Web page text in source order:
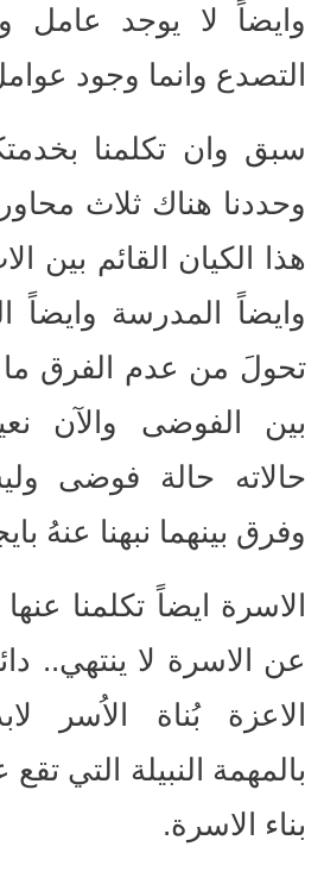
وايضاً لا يوجد عامل
التصدع وانما وجود
سبق وان تكلمنا
وحددنا هناك ثلاث
هذا الكيان القائم بين
وايضاً المدرسة وايضاً
تحولَ من عدم الفرق ما
بين الفوضى والآن
حالاته حالة فوضى
وفرق بينهما نبهنا عنهُ
الاسرة ايضاً تكلمنا
عن الاسرة لا ينتهي..
الاعزة بُناة الاُسر
بالمهمة النبيلة التي
بناء الاسرة.